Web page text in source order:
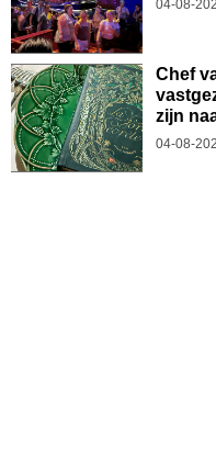
04-08-
Chef
zijn
04-08-